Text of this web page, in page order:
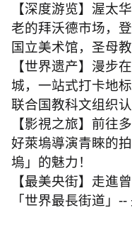
【深度游览】渥太
老的拜沃德市场，登
国立美术馆，圣母
【世界遗产】漫步
城，一站式打卡地
联合国教科文组织
【影視之旅】前往
好萊塢導演青睞的
塢」的魅力！
【最美央街】走進
「世界最長街道」 --